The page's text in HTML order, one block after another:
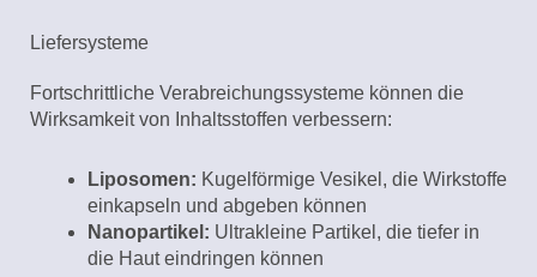
Liefersysteme
Fortschrittliche Verabreichungssysteme können die
Wirksamkeit von Inhaltsstoffen verbessern:
Liposomen: Kugelförmige Vesikel, die Wirkstoffe
einkapseln und abgeben können
Nanopartikel: Ultrakleine Partikel, die tiefer in
die Haut eindringen können